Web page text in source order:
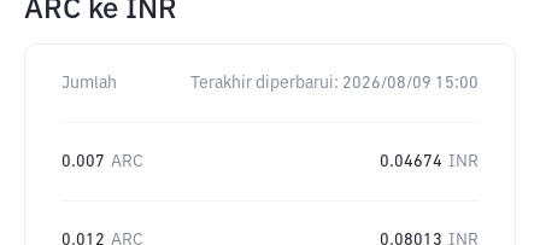
ARC ke INR
Jumlah Terakhir diperbarui: 2026/08/09 15:00
0.007 ARC 0.04674 INR
0.012 ARC 0.08013 INR